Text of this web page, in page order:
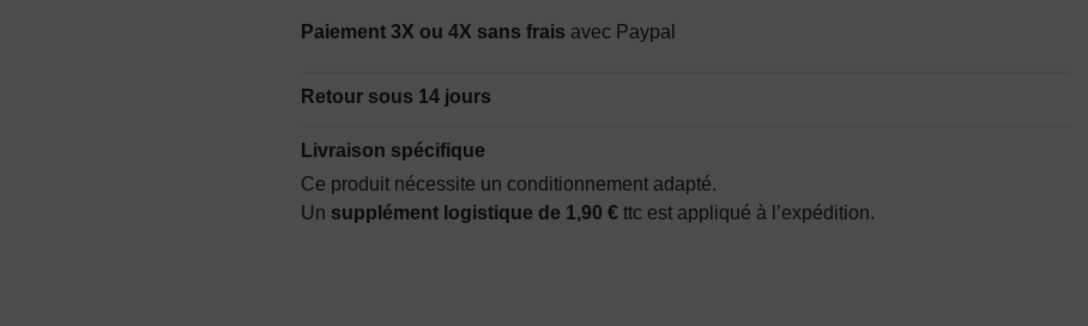
Paiement 3X ou 4X sans frais avec Paypal
Retour sous 14 jours
Livraison spécifique
Ce produit nécessite un conditionnement adapté.
Un supplément logistique de 1,90 € ttc est appliqué à l’expédition.